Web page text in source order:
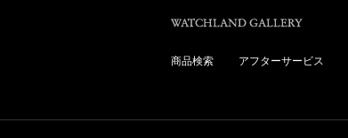
商品検索 アフターサービス